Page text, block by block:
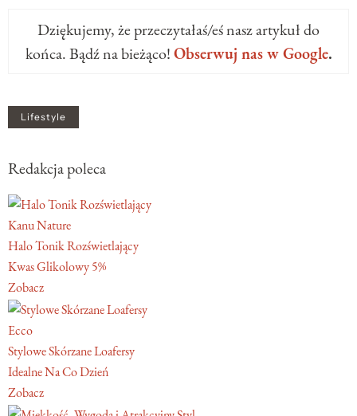
Dziękujemy, że przeczytałaś/eś nasz artykuł do
końca. Bądź na bieżąco!Obserwuj nas w Google.
Lifestyle
Redakcja poleca
Kanu Nature
Halo Tonik Rozświetlający
Kwas Glikolowy 5%
Zobacz
Ecco
Stylowe Skórzane Loafersy
Idealne Na Co Dzień
Zobacz